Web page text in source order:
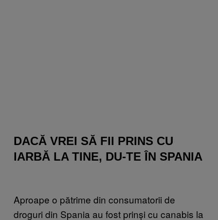
DACĂ VREI SĂ FII PRINS CU
IARBĂ LA TINE, DU-TE ÎN SPANIA
Aproape o pătrime din consumatorii de
droguri din Spania au fost prinși cu canabis la